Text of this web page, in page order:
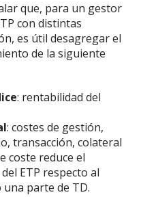
que, para un gestor
con distintas
es útil desagregar el
de la siguiente
: rentabilidad del
: costes de gestión,
transacción, colateral
coste reduce el
ETP respecto al
parte de TD.